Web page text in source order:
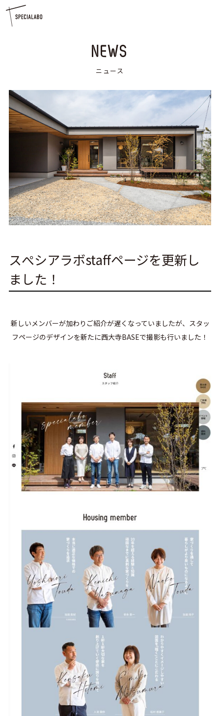
NEWS
ニュース
スぺシアラボstaffページを更新し
ました！
新しいメンバーが加わりご紹介が遅くなっていましたが、スタッ
フページのデザインを新たに西大寺BASEで撮影も行いました！